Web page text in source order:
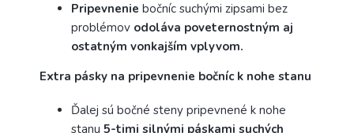
Pripevnenie bočníc suchými zipsami bez
problémov odoláva poveternostným aj
ostatným vonkajším vplyvom.
Extra pásky na pripevnenie bočníc k nohe stanu
Ďalej sú bočné steny pripevnené k nohe
stanu 5-timi silnými páskami suchých